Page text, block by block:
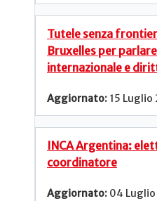
Tutele senza
Bruxelles per
internazionale e
15 Luglio
INCA Argentina:
coordinatore
04